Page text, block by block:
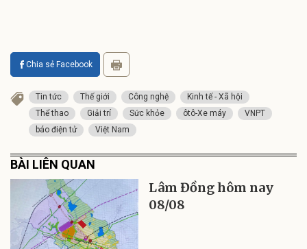
Chia sẻ Facebook
Tin tức Thế giới Công nghệ
Kinh tế - Xã hội
Thể thao
Giải trí Sức khỏe ôtô-Xe máy
VNPT
báo điện tử
Việt Nam
BÀI LIÊN QUAN
Lâm Đồng hôm nay
08/08